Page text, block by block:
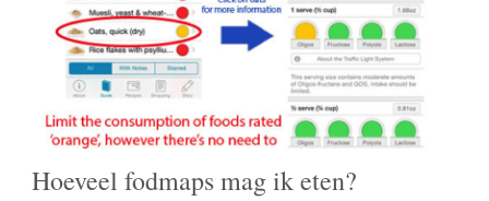
Hoeveel fodmaps mag ik eten?